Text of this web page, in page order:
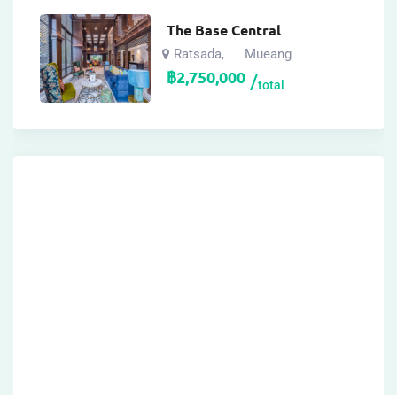
The Base Central
Ratsada, Mueang
฿2,750,000 total